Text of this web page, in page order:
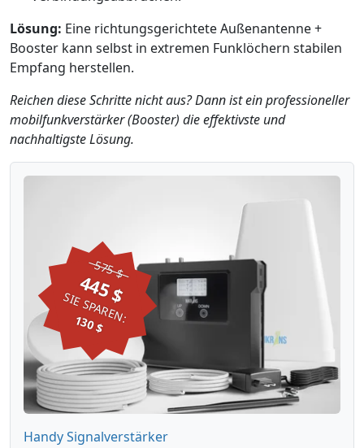
Lösung: Eine richtungsgerichtete Außenantenne +
Booster kann selbst in extremen Funklöchern stabilen
Empfang herstellen.
Reichen diese Schritte nicht aus? Dann ist ein professioneller
mobilfunkverstärker (Booster) die effektivste und
nachhaltigste Lösung.
Handy Signalverstärker
575 $
445 $
SIE SPAREN:
130 $